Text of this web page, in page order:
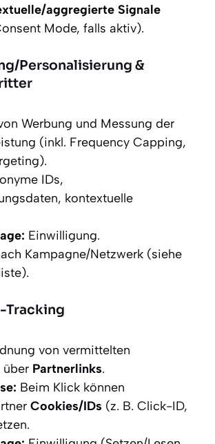
aggregierte Signale
Mode, falls aktiv).
Personalisierung &
Werbung und Messung der
(inkl. Frequency Capping,
IDs,
kontextuelle
Einwilligung.
Kampagne/Netzwerk (siehe
Tracking
von vermittelten
über Partnerlinks.
Beim Klick können
Cookies/IDs (z. B. Click-ID,